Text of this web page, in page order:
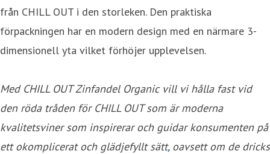
från CHILL OUT i den storleken. Den praktiska
förpackningen har en modern design med en närmare 3-
dimensionell yta vilket förhöjer upplevelsen.
Med CHILL OUT Zinfandel Organic vill vi hålla fast vid
den röda tråden för CHILL OUT som ärmoderna
kvalitetsviner som inspirerar och guidar konsumenten på
ett okomplicerat och glädjefyllt sätt,oavsett om de dricks